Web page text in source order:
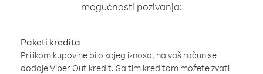
mogućnosti pozivanja:
Paketi kredita
Prilikom kupovine bilo kojeg iznosa, na vaš račun se
dodaje Viber Out kredit. Sa tim kreditom možete zvati